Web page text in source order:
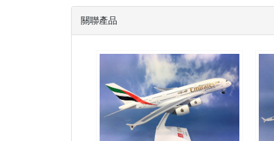
關聯產品
UAE20A388P24